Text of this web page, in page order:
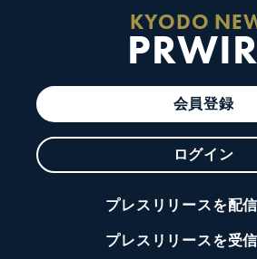
KYODO
会員登録
ログイン
プレスリリースを配
プレスリリースを受